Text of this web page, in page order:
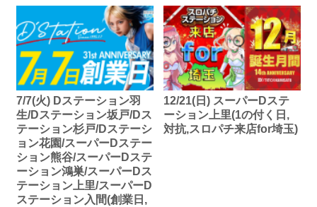
7/7(火) Dステーション羽
生/Dステーション坂戸/Dス
テーション杉戸/Dステーシ
ョン花園/スーパーDステー
ション熊谷/スーパーDステ
ーション鴻巣/スーパーDス
テーション上里/スーパーD
ステーション入間(創業日,
12/21(日) スーパーDステ
ーション上里(1の付く日,
対抗,スロパチ来店for埼玉)